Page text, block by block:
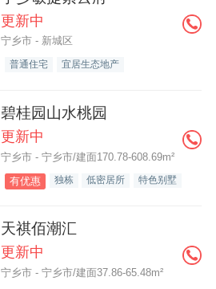
更新中
宁乡市 - 新城区
普通住宅 宜居生态地产
碧桂园山水桃园
更新中
宁乡市 - 宁乡市/建面170.78-608.69m²
有优惠 独栋 低密居所 特色别墅
天祺佰潮汇
更新中
宁乡市 - 宁乡市/建面37.86-65.48m²